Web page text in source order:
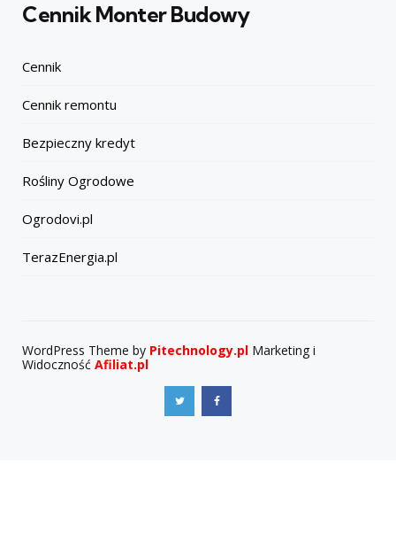
Cennik Monter Budowy
Cennik
Cennik remontu
Bezpieczny kredyt
Rośliny Ogrodowe
Ogrodovi.pl
TerazEnergia.pl
WordPress Theme by Pitechnology.pl Marketing i
Widoczność Afiliat.pl